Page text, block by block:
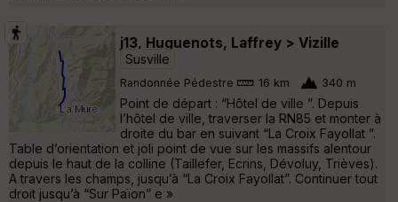
j13, Huguenots, Laffrey > Vizille
Susville
Randonnée Pédestre 16 km 340 m
Point de départ : “Hôtel de ville ”. Depuis
l’hôtel de ville, traverser la RN85 et monter à
droite du bar en suivant “La Croix Fayollat ”.
Table d’orientation et joli point de vue sur les massifs alentour
depuis le haut de la colline (Taillefer, Ecrins, Dévoluy, Trièves).
A travers les champs, jusqu’à “La Croix Fayollat”. Continuer tout
droit jusqu’à “Sur Païon” e »